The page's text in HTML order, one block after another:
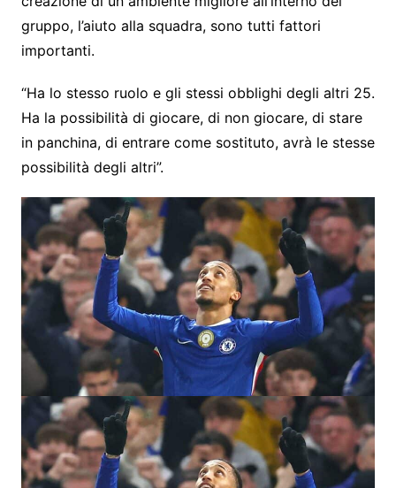
gruppo, l’aiuto alla squadra, sono tutti fattori
importanti.
“Ha lo stesso ruolo e gli stessi obblighi degli altri 25.
Ha la possibilità di giocare, di non giocare, di stare
in panchina, di entrare come sostituto, avrà le stesse
possibilità degli altri”.